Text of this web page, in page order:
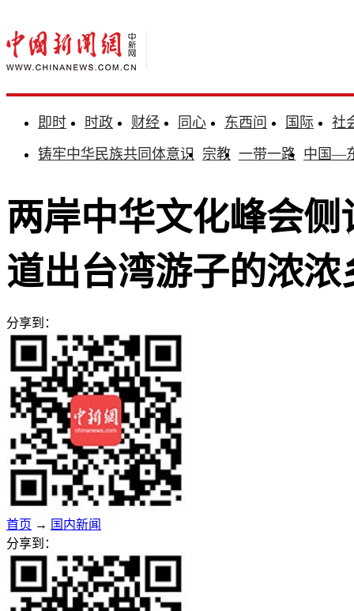
即时 时政 财经 同心 东西问 国际
社
铸牢中华民族共同体意识 宗教 一带一路 中国—
两岸中华文化峰会
道出台湾游子的浓浓
分享到：
首页 → 国内新闻
分享到：